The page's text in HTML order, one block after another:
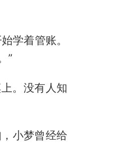
学着管账。
”
。没有人知
小梦曾经给